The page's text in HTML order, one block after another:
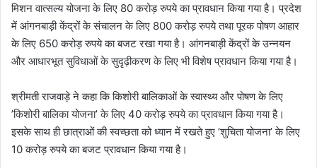
मिशन वात्सल्य योजना के लिए 80 करोड़ रुपये का प्रावधान किया गया है। प्रदेश
में आंगनबाड़ी केंद्रों के संचालन के लिए 800 करोड़ रुपये तथा पूरक पोषण आहार
के लिए 650 करोड़ रुपये का बजट रखा गया है। आंगनबाड़ी केंद्रों के उन्नयन
और आधारभूत सुविधाओं के सुदृढ़ीकरण के लिए भी विशेष प्रावधान किया गया है।
श्रीमती राजवाड़े ने कहा कि किशोरी बालिकाओं के स्वास्थ्य और पोषण के लिए
’किशोरी बालिका योजना’ के लिए 40 करोड़ रुपये का प्रावधान किया गया है।
इसके साथ ही छात्राओं की स्वच्छता को ध्यान में रखते हुए ’शुचिता योजना’ के लिए
10 करोड़ रुपये का बजट प्रावधान किया गया है।